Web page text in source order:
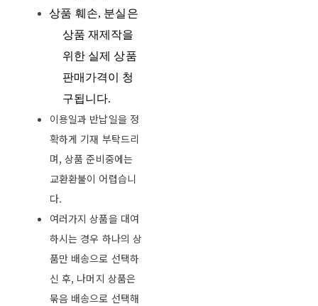
상품 훼손, 분실은
상품재제작을
위한 실제 상품
판매가격이 청
구됩니다.
이용일과 반납일을 정
확하게 기재 부탁드리
며, 상품 준비중에는
교환환불이 어렵습니
다.
여러가지 상품을 대여
하시는 경우 하나의 상
품만 배송으로 선택하
신 후, 나머지 상품은
묶음 배송으로 선택해